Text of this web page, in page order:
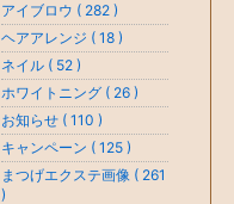
アイブロウ ( 282 )
ヘアアレンジ ( 18 )
ネイル ( 52 )
ホワイトニング ( 26 )
お知らせ ( 110 )
キャンペーン ( 125 )
まつげエクステ画像 ( 261
)